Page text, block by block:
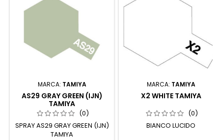
MARCA: TAMIYA
AS29 GRAY GREEN (IJN)
TAMIYA
(0)
SPRAY AS29 GRAY GREEN (IJN)
TAMIYA
MARCA: TAMIYA
X2 WHITE TAMIYA
(0)
BIANCO LUCIDO